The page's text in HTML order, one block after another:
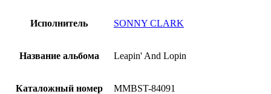
Исполнитель SONNY CLARK
Название альбома Leapin' And Lopin
Каталожный номер MMBST-84091